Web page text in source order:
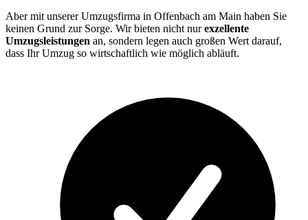
Aber mit unserer Umzugsfirma in Offenbach am Main haben Sie
keinen Grund zur Sorge. Wir bieten nicht nurexzellente
Umzugsleistungen an, sondern legen auch großen Wert darauf,
dass Ihr Umzug so wirtschaftlich wie möglich abläuft.